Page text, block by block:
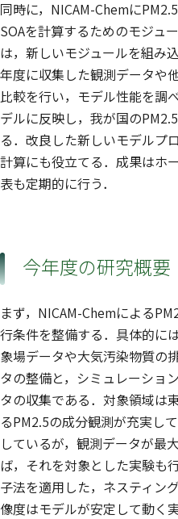
同時に，NICAM-Chemに
SOAを計算するためのモジュ
は，新しいモジュールを組み
年度に収集した観測データや
比較を行い，モデル性能を調
デルに反映し，我が国の
る．改良した新しいモデルプ
計算にも役立てる．成果はホ
表も定期的に行う．
今年度の研究概要
まず，NICAM-Chemによる
行条件を整備する．具体的に
象場データや大気汚染物質の
タの整備と，シミュレーショ
タの収集である．対象領域は
るPM2.5の成分観測が充実し
しているが，観測データが最
ば，それを対象とした実験も
子法を適用した，ネスティン
像度はモデルが安定して動く